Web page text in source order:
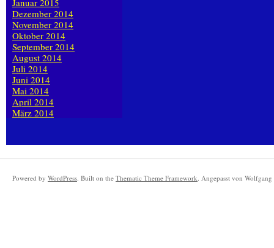
Januar 2015
Dezember 2014
November 2014
Oktober 2014
September 2014
August 2014
Juli 2014
Juni 2014
Mai 2014
April 2014
März 2014
Powered by WordPress. Built on the Thematic Theme Framework. Angepasst von